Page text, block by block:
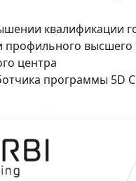
квалификации
профильного высшего
центра
программы 5D